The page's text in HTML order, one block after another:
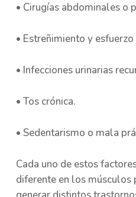
• Cirugías abdominales o
• Estreñimiento y
• Infecciones urinarias
• Tos crónica.
• Sedentarismo o mala
Cada uno de estos
diferente en los músculos